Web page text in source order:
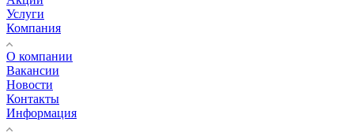
Услуги
Компания
О компании
Вакансии
Новости
Контакты
Информация